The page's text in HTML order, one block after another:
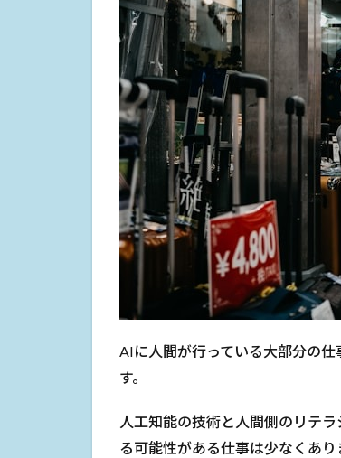
AIに人間が行っている大部分の
す。
人工知能の技術と人間側のリテ
る可能性がある仕事は少なくあり